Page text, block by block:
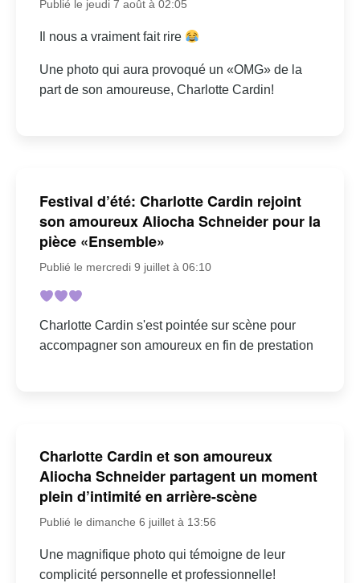
Publié le jeudi 7 août à 02:05
Il nous a vraiment fait rire
Une photo qui aura provoqué un «OMG» de la
part de son amoureuse, Charlotte Cardin!
Festival d’été: Charlotte Cardin rejoint
son amoureux Aliocha Schneider pour la
pièce «Ensemble»
Publié le mercredi 9 juillet à 06:10
Charlotte Cardin s'est pointée sur scène pour
accompagner son amoureux en fin de prestation
Charlotte Cardin et son amoureux
Aliocha Schneider partagent un moment
plein d’intimité en arrière-scène
Publié le dimanche 6 juillet à 13:56
Une magnifique photo qui témoigne de leur
complicité personnelle et professionnelle!